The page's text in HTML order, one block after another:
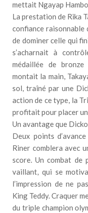
mettait Ngayap
La prestation de Rika
confiance raisonnable
de dominer celle qui
s’acharnait à
médaillée de
montait la main,
sol, traîné par une
action de ce type, la
profitait pour placer
Un avantage que
Deux points
Riner comblera avec
score. Un combat de
vaillant, qui se
l’impression de ne
King Teddy. Craquer
du triple champion